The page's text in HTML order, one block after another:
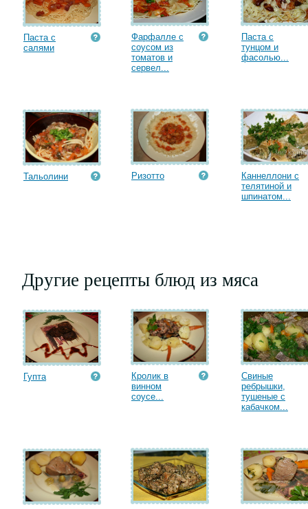
Паста с
салями
Фарфалле с
соусом из
томатов и
сервел...
Паста с
тунцом и
фасолью...
Тальолини Ризотто
Каннеллони с
телятиной и
шпинатом...
Другие рецепты блюд из мяса
Гупта
Кролик в
винном
соусе...
Свиные
ребрышки,
тушеные с
кабачком...